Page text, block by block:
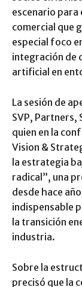
escenario
comercial que
especial foco
integración de
artificial en
La sesión de
SVP, Partners,
quien en la
Vision &
la estrategia
radical”, una
desde hace
indispensable
la transición
industria.
Sobre la
precisó que la